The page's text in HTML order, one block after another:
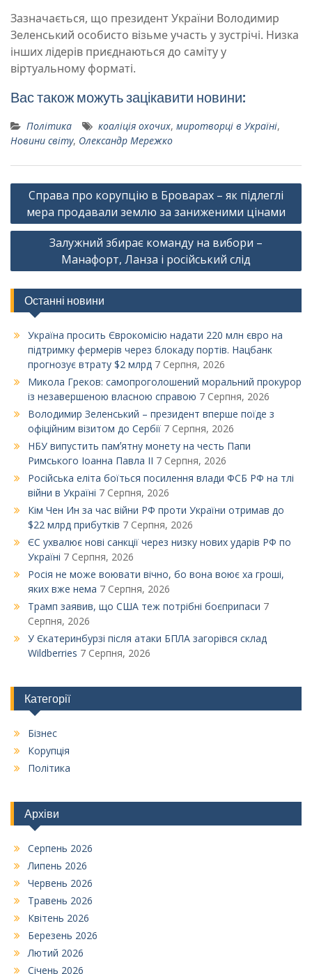
Зазначається, що президент України Володимир
Зеленський особисто візьме участь у зустрічі. Низка
інших лідерів приєднаються до саміту у
віртуальному форматі.
Вас також можуть зацікавити новини:
Політика коаліція охочих, миротворці в Україні,
Новини світу, Олександр Мережко
Навігація
записів
Справа про корупцію в Броварах – як підлеглі
мера продавали землю за заниженими цінами
Залужний збирає команду на вибори –
Манафорт, Ланза і російський слід
Останні новини
Україна просить Єврокомісію надати 220 млн євро на
підтримку фермерів через блокаду портів. Нацбанк
прогнозує втрату $2 млрд 7 Серпня, 2026
Микола Греков: самопроголошений моральний прокурор
із незавершеною власною справою 7 Серпня, 2026
Володимир Зеленський – президент вперше поїде з
офіційним візитом до Сербії 7 Серпня, 2026
НБУ випустить памʼятну монету на честь Папи
Римського Іоанна Павла ІІ 7 Серпня, 2026
Російська еліта боїться посилення влади ФСБ РФ на тлі
війни в Україні 7 Серпня, 2026
Кім Чен Ин за час війни РФ проти України отримав до
$22 млрд прибутків 7 Серпня, 2026
ЄС ухвалює нові санкції через низку нових ударів РФ по
Україні 7 Серпня, 2026
Росія не може воювати вічно, бо вона воює ха гроші,
яких вже нема 7 Серпня, 2026
Трамп заявив, що США теж потрібні боєприпаси 7
Серпня, 2026
У Єкатеринбурзі після атаки БПЛА загорівся склад
Wildberries 7 Серпня, 2026
Категорії
Бізнес
Корупція
Політика
Архіви
Серпень 2026
Липень 2026
Червень 2026
Травень 2026
Квітень 2026
Березень 2026
Лютий 2026
Січень 2026